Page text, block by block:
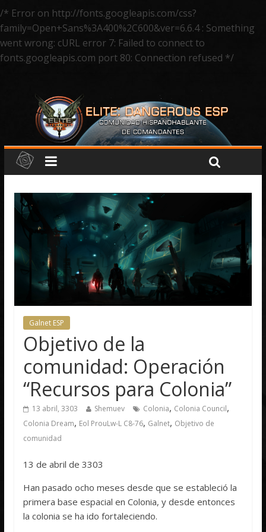
/* Error on http://fonts.googleapis.com/css?
family=Open+Sans%3A400%2C600&ver=6.6.4 : Something
went wrong: cURL error 7: Failed to connect to
fonts.googleapis.com port 80: Connection refused */
Galnet ESP
Objetivo de la
comunidad: Operación
“Recursos para Colonia”
13 abril, 3303 Shemuev Colonia, Colonia Council,
Colonia Dream, Eol Prou​​Lw-L C8-76, Galnet, Objetivo de
comunidad
13 de abril de 3303
Han pasado ocho meses desde que se estableció la
primera base espacial en Colonia, y desde entonces
la colonia se ha ido fortaleciendo.